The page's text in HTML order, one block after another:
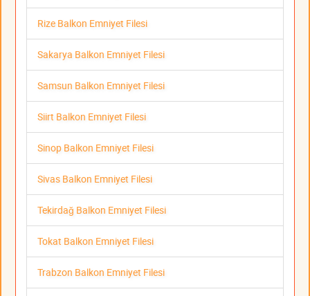
Rize Balkon Emniyet Filesi
Sakarya Balkon Emniyet Filesi
Samsun Balkon Emniyet Filesi
Siirt Balkon Emniyet Filesi
Sinop Balkon Emniyet Filesi
Sivas Balkon Emniyet Filesi
Tekirdağ Balkon Emniyet Filesi
Tokat Balkon Emniyet Filesi
Trabzon Balkon Emniyet Filesi